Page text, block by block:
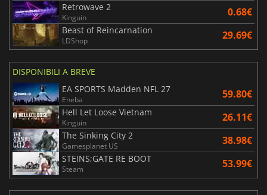
Retrowave 2
Kinguin 0.68€
Beast of Reincarnation
LDShop 29.69€
DISPONIBILI A BREVE
EA SPORTS Madden NFL 27
Eneba 59.80€
Hell Let Loose Vietnam
Kinguin 26.11€
The Sinking City 2
Gamesplanet US 38.98€
STEINS;GATE RE BOOT
Steam 53.99€